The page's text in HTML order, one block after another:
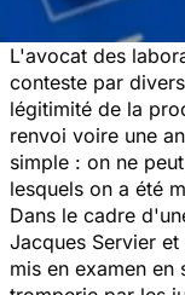
L'avocat des
conteste par
légitimité de la
renvoi voire une
simple : on ne
lesquels on a été
Dans le cadre
Jacques Servier
mis en examen en